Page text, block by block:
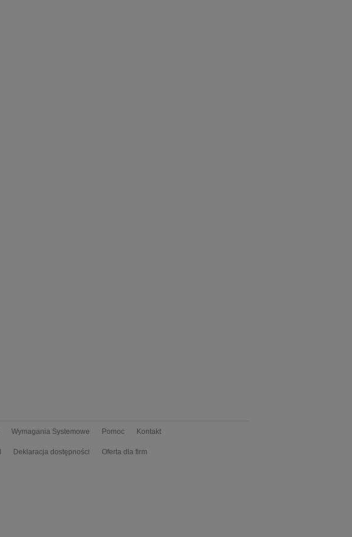
Wymagania Systemowe Pomoc Kontakt
Deklaracja dostępności Oferta dla firm